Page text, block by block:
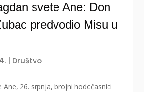
svete Ane: Don
predvodio Misu u
Društvo
Ane, 26. srpnja, brojni hodočasnici